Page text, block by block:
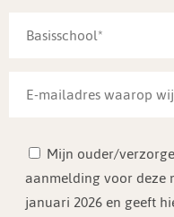
Mijn ouder/
aanmelding voor deze
januari 2026 en geeft